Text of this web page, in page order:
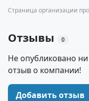
Страница организации
Отзывы 0
Не опубликовано
отзыв о компании!
Добавить отзыв